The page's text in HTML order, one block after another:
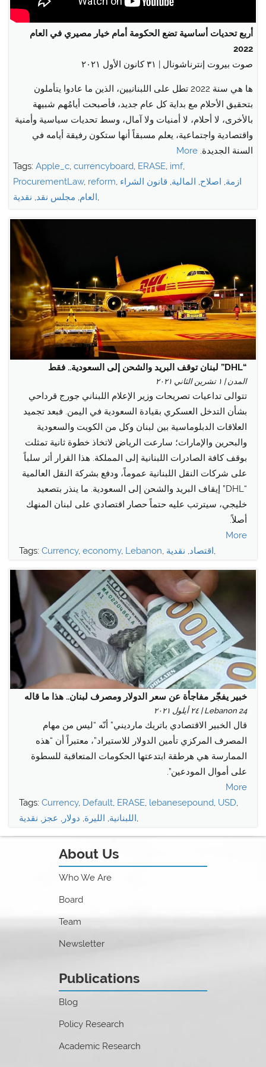
أربع تحديات أساسية تضع الحكومة أمام خيار مصيري في العام
2022
صوت بيروت إنترناشونال | ٣١ كانون الأول ٢٠٢١
ها هي سنة 2022 تطل على اللبنانيين، الذين ما عادوا يتأملون
بتحقيق الأحلام مع بداية كل عام جديد، فأصبحت أيامُهم شبيهة
بالأخرى، لا أحلام، لا أمنيات ولا آمال، وسط تحديات سياسية وأمنية
واقتصادية واجتماعية، يعلم مسبقاً أنها ستكون رفيقة أيامه في
السنة الجديدة. More
Tags: Apple_c, currencyboard, ERASE, imf,
ProcurementLaw, reform, ازمة, اصلاح, المالية, قانون الشراء
العام, مجلس نقد, نقدية ,
“DHL” لبنان توقف البريد والشحن إلى السعودية.. فقط
المدن | ١ تشرين الثاني ٢٠٢١
تتوالى تداعيات تصريحات وزير الإعلام اللبناني جورج قرداحي
بشأن التدخل العسكري بقيادة السعودية في اليمن. فبعد تجميد
العلاقات الدبلوماسية بين لبنان وكل من الكويت والسعودية
والبحرين والإمارات؛ سارعت الرياض لاتخاذ خطوة ثانية تمثلت
بوقف كافة الصادرات اللبنانية إلى المملكة. هذا القرار أثر سلباً
على شركات النقل اللبنانية عموماً، ودفع بشركة النقل العالمية
“DHL” إيقاف البريد والشحن إلى السعودية. ما ينذر بتصعيد
خليجي، سيترتب عليه حتماً حصار اقتصادي على لبنان المنهك
أصلاً.
More
Tags: Currency, economy, Lebanon, اقتصاد, نقدية ,
خبير يفجّر مفاجأة عن سعر الدولار ومصرف لبنان.. هذا ما قاله
Lebanon 24 | ٢٤ أيلول ٢٠٢١
قال الخبير الاقتصادي باتريك مارديني” أنّه “ليس من مهام
المصرف المركزي تأمين الدولار للاستيراد”، معتبراً أن “هذه
الممارسة هي هرطقة ابتدعتها الحكومات المتعاقبة للسطوة
على أموال المودعين”.
More
Tags: Currency, Default, ERASE, lebanesepound, USD,
اللبنانية, الليرة, دولار , عجز , نقدية ,
About Us
Who We Are
Board
Team
Newsletter
Publications
Blog
Policy Research
Academic Research